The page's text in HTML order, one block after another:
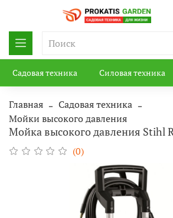
Садовая техника Силовая техника
Главная
Садовая техника
Мойки высокого давления
Мойка высокого давления Stihl
(0)